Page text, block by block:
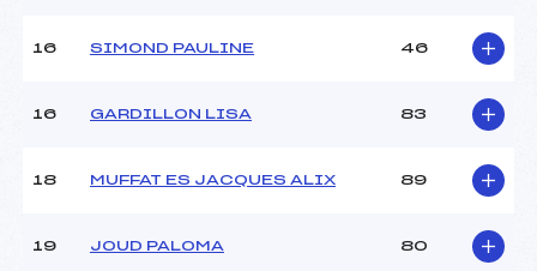
Pénalité appliquée :
50.0000
16 SIMOND PAULINE 46
16 GARDILLON LISA 83
18 MUFFAT ES JACQUES ALIX 89
19 JOUD PALOMA 80